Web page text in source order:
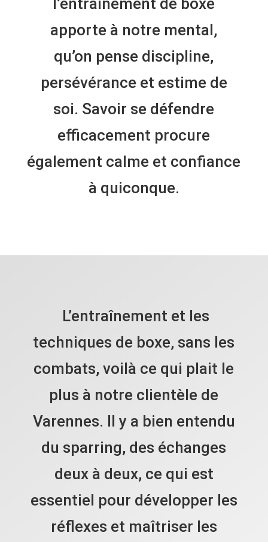
apporte à notre mental,
qu’on pense discipline,
persévérance et estime de
soi. Savoir se défendre
efficacement procure
également calme et confiance
à quiconque.
L’entraînement et les
techniques de boxe, sans les
combats, voilà ce qui plait le
plus à notre clientèle de
Varennes. Il y a bien entendu
du sparring, des échanges
deux à deux, ce qui est
essentiel pour développer les
réflexes et maîtriser les